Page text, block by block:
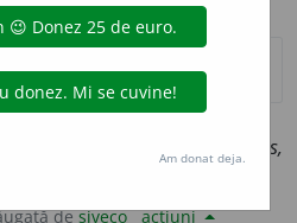
considerabil, enorm, imens,
desiveco acțiuni
Am donat deja.